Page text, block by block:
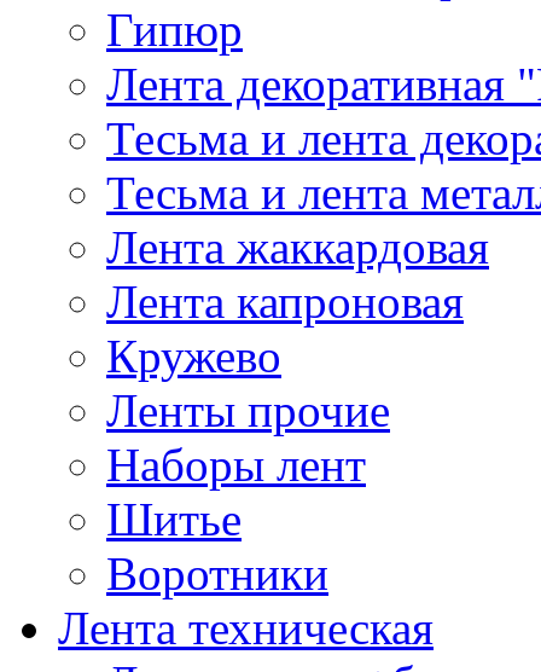
Гипюр
Лента декоративная
Тесьма и лента
Тесьма и лента
Лента жаккардовая
Лента капроновая
Кружево
Ленты прочие
Наборы лент
Шитье
Воротники
Лента техническая